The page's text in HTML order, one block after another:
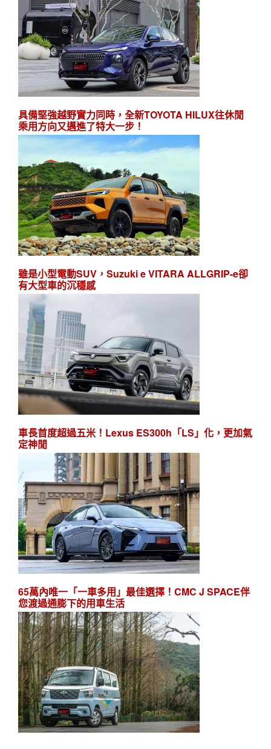
具備堅強越野實力同時，全新TOYOTA HILUX往休閒
乘用方向又邁進了特大一步！
雖是小型電動SUV，Suzuki e VITARA ALLGRIP-e卻
有大型車的沉穩感
車長首度超過五米！Lexus ES300h「LS」化，更加氣
定神閒
65萬內唯一「一車多用」最佳選擇！CMC J SPACE伴
您渡過通膨下的用車生活